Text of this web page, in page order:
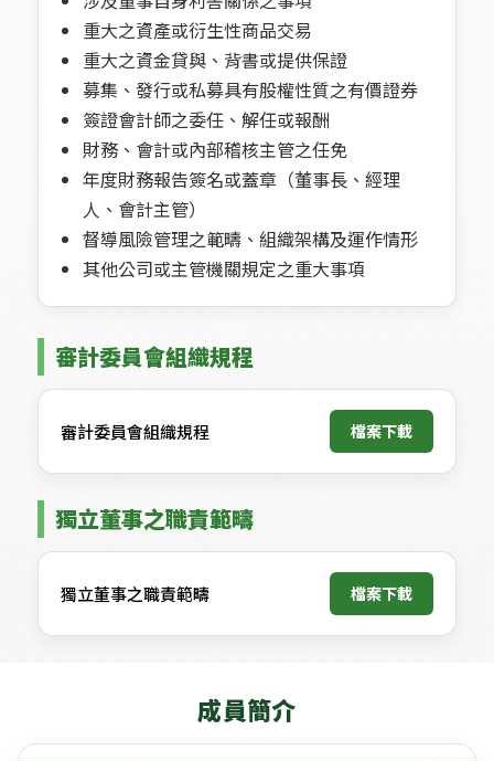
重大之資產或衍生性商品交易
重大之資金貸與、背書或提供保證
募集、發行或私募具有股權性質之有價證券
簽證會計師之委任、解任或報酬
財務、會計或內部稽核主管之任免
年度財務報告簽名或蓋章（董事長、經理
人、會計主管）
督導風險管理之範疇、組織架構及運作情形
其他公司或主管機關規定之重大事項
審計委員會組織規程
審計委員會組織規程 檔案下載
獨立董事之職責範疇
獨立董事之職責範疇 檔案下載
成員簡介